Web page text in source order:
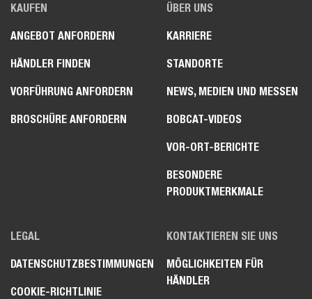
KAUFEN
ANGEBOT ANFORDERN
HÄNDLER FINDEN
VORFÜHRUNG ANFORDERN
BROSCHÜRE ANFORDERN
ÜBER UNS
KARRIERE
STANDORTE
NEWS, MEDIEN UND MESSEN
BOBCAT-VIDEOS
VOR-ORT-BERICHTE
BESONDERE
PRODUKTMERKMALE
LEGAL
DATENSCHUTZBESTIMMUNGEN
COOKIE-RICHTLINIE
KONTAKTIEREN SIE UNS
MÖGLICHKEITEN FÜR
HÄNDLER